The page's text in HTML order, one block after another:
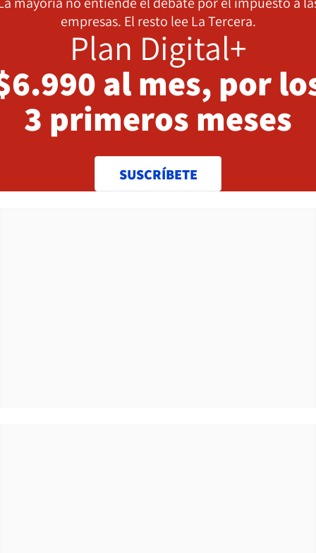
empresas. El resto lee La Tercera.
Plan Digital+
al mes, por
3 primeros meses
SUSCRÍBETE